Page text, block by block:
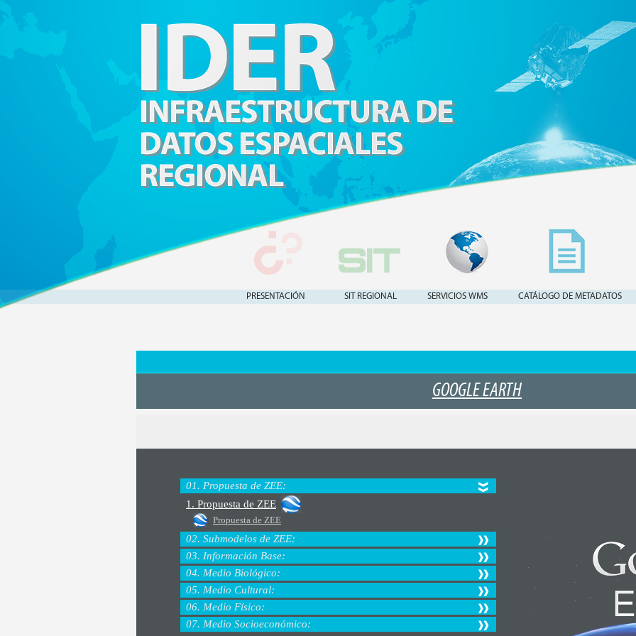
PRESENTACIÓN SIT REGIONAL SERVICIOS WMS CATÁLOGO DE METADATOS
GOOGLE EARTH
01. Propuesta de ZEE:
1. Propuesta de ZEE
Propuesta de ZEE
02. Submodelos de ZEE:
03. Información Base:
04. Medio Biológico:
05. Medio Cultural:
06. Medio Físico:
07. Medio Socioeconómico: